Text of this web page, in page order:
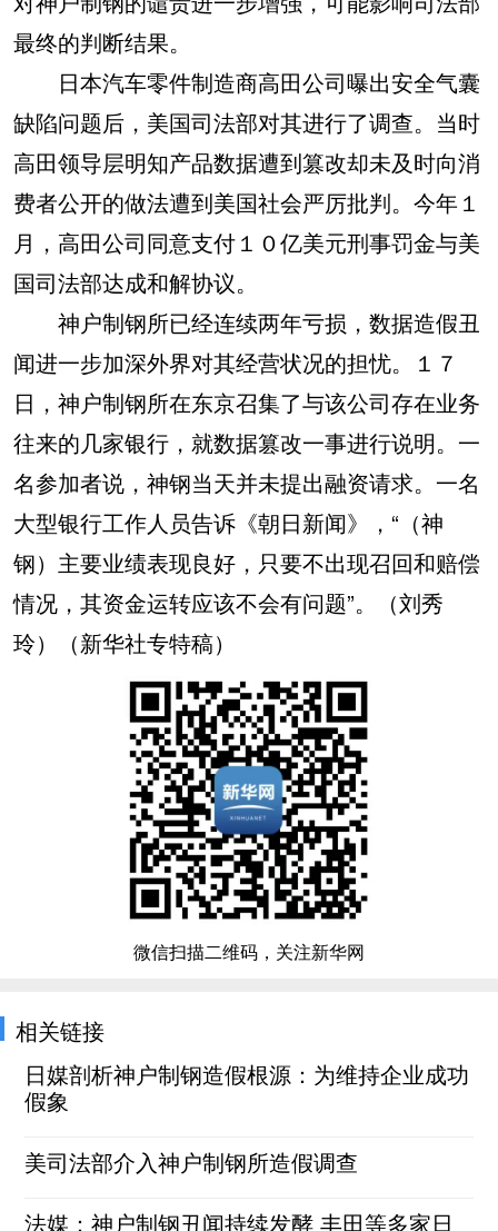
最终的判断结果。
日本汽车零件制造商高田公司曝出安全气囊
缺陷问题后，美国司法部对其进行了调查。当时
高田领导层明知产品数据遭到篡改却未及时向消
费者公开的做法遭到美国社会严厉批判。今年１
月，高田公司同意支付１０亿美元刑事罚金与美
国司法部达成和解协议。
神户制钢所已经连续两年亏损，数据造假丑
闻进一步加深外界对其经营状况的担忧。１７
日，神户制钢所在东京召集了与该公司存在业务
往来的几家银行，就数据篡改一事进行说明。一
名参加者说，神钢当天并未提出融资请求。一名
大型银行工作人员告诉《朝日新闻》，“（神
钢）主要业绩表现良好，只要不出现召回和赔偿
情况，其资金运转应该不会有问题”。（刘秀
玲）（新华社专特稿）
微信扫描二维码，关注新华网
相关链接
日媒剖析神户制钢造假根源：为维持企业成功
假象
美司法部介入神户制钢所造假调查
法媒：神户制钢丑闻持续发酵 丰田等多家日